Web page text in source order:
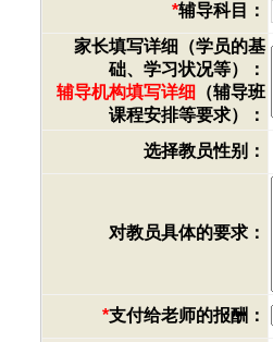
*辅导科目：
家长填写详细（学员的基
础、学习状况等）：
辅导机构填写详细 （辅导班
课程安排等要求）：
选择教员性别：
对教员具体的要求：
*支付给老师的报酬：